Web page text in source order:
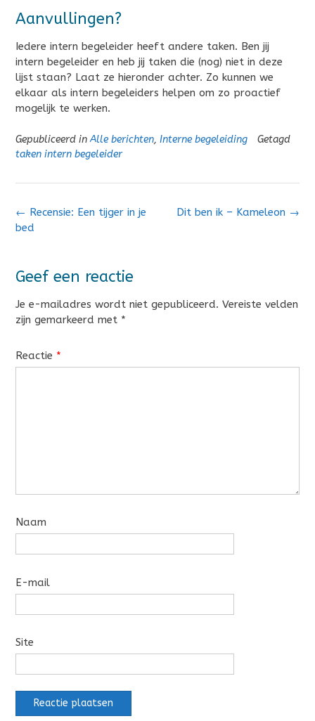
Aanvullingen?
Iedere intern begeleider heeft andere taken. Ben jij
intern begeleider en heb jij taken die (nog) niet in deze
lijst staan? Laat ze hieronder achter. Zo kunnen we
elkaar als intern begeleiders helpen om zo proactief
mogelijk te werken.
Gepubliceerd inAlle berichten, Interne begeleiding
Getagd
taken intern begeleider
Bericht
navigatie
Dit ben ik – Kameleon →
← Recensie: Een tijger in je
bed
Geef een reactie
Je e-mailadres wordt niet gepubliceerd. Vereiste velden
zijn gemarkeerd met *
Reactie *
Naam
E-mail
Site